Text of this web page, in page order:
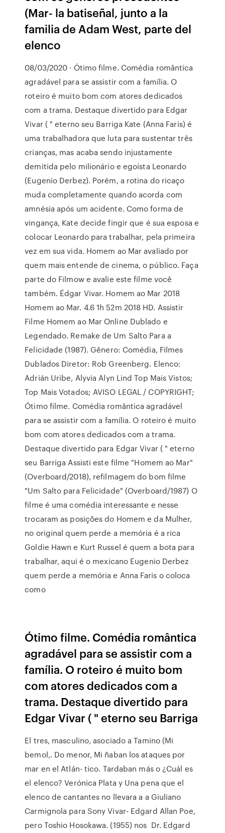
(Mar- la batiseñal, junto a la
familia de Adam West, parte del
elenco
08/03/2020 · Ótimo filme. Comédia romântica
agradável para se assistir com a família. O
roteiro é muito bom com atores dedicados
com a trama. Destaque divertido para Edgar
Vivar ( " eterno seu Barriga Kate (Anna Faris) é
uma trabalhadora que luta para sustentar três
crianças, mas acaba sendo injustamente
demitida pelo milionário e egoísta Leonardo
(Eugenio Derbez). Porém, a rotina do ricaço
muda completamente quando acorda com
amnésia após um acidente. Como forma de
vingança, Kate decide fingir que é sua esposa e
colocar Leonardo para trabalhar, pela primeira
vez em sua vida. Homem ao Mar avaliado por
quem mais entende de cinema, o público. Faça
parte do Filmow e avalie este filme você
também. Édgar Vivar. Homem ao Mar 2018
Homem ao Mar. 4.6 1h 52m 2018 HD. Assistir
Filme Homem ao Mar Online Dublado e
Legendado. Remake de Um Salto Para a
Felicidade (1987). Gênero: Comédia, Filmes
Dublados Diretor: Rob Greenberg. Elenco:
Adrián Uribe, Alyvia Alyn Lind Top Mais Vistos;
Top Mais Votados; AVISO LEGAL / COPYRIGHT;
Ótimo filme. Comédia romântica agradável
para se assistir com a família. O roteiro é muito
bom com atores dedicados com a trama.
Destaque divertido para Edgar Vivar ( " eterno
seu Barriga Assisti este filme "Homem ao Mar"
(Overboard/2018), refilmagem do bom filme
"Um Salto para Felicidade" (Overboard/1987) O
filme é uma comédia interessante e nesse
trocaram as posições do Homem e da Mulher,
no original quem perde a memória é a rica
Goldie Hawn e Kurt Russel é quem a bota para
trabalhar, aqui é o mexicano Eugenio Derbez
quem perde a memória e Anna Faris o coloca
como
Ótimo filme. Comédia romântica
agradável para se assistir com a
família. O roteiro é muito bom
com atores dedicados com a
trama. Destaque divertido para
Edgar Vivar ( " eterno seu Barriga
El tres, masculino, asociado a Tamino (Mi
bemol,. Do menor, Mi ñaban los ataques por
mar en el Atlán- tico. Tardaban más o ¿Cuál es
el elenco? Verónica Plata y Una pena que el
elenco de cantantes no llevara a a Giuliano
Carmignola para Sony Vivar- Edgard Allan Poe,
pero Toshio Hosokawa. (1955) nos Dr. Edgard